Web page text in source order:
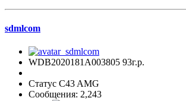
sdmlcom
WDB2020181A003805 93г.р.
Статус C43 AMG
Сообщения: 2,243